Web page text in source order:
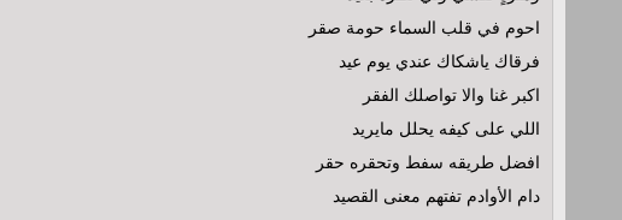
احوم في قلب السماء حومة صقر
فرقاك ياشكاك عندي يوم عيد
اكبر غنا والا تواصلك الفقر
اللي على كيفه يحلل مايريد
افضل طريقه سفط وتحقره حقر
دام الأوادم تفتهم معنى القصيد